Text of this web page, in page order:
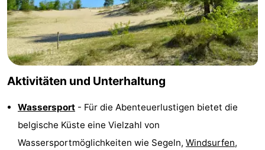
Aktivitäten und Unterhaltung
Wassersport - Für die Abenteuerlustigen bietet die
belgische Küste eine Vielzahl von
Wassersportmöglichkeiten wie Segeln, Windsurfen,